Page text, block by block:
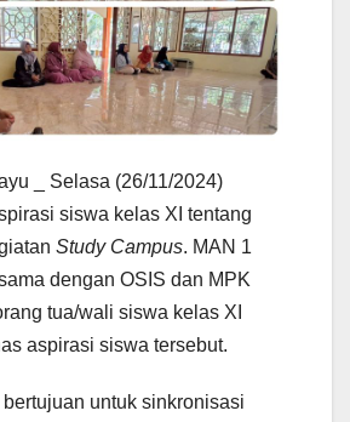
_ Selasa (26/11/2024)
siswa kelas XI tentang
Study Campus. MAN 1
dengan OSIS dan MPK
tua/wali siswa kelas XI
aspirasi siswa tersebut.
untuk sinkronisasi